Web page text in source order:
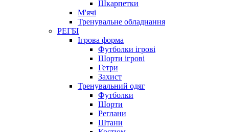
Шкарпетки
М'ячі
Тренувальне обладнання
РЕГБІ
Ігрова форма
Футболки ігрові
Шорти ігрові
Гетри
Захист
Тренувальний одяг
Футболки
Шорти
Реглани
Штани